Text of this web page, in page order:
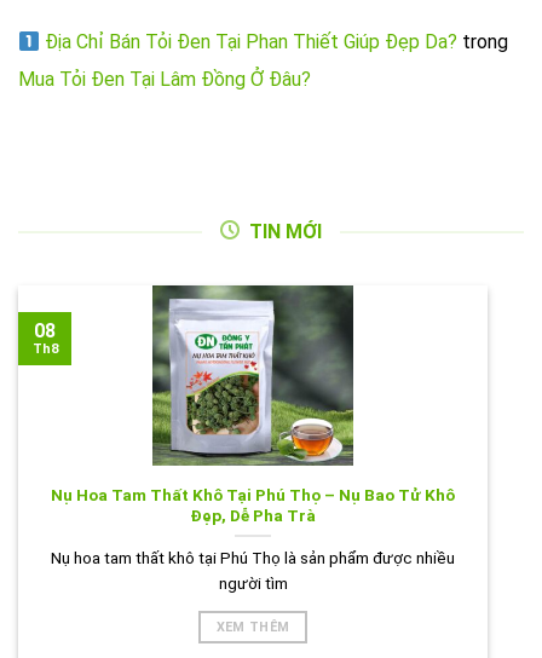
Địa Chỉ Bán Tỏi Đen Tại Phan Thiết Giúp Đẹp Da? trong
Mua Tỏi Đen Tại Lâm Đồng Ở Đâu?
TIN MỚI
Nụ Hoa Tam Thất Khô Tại Phú Thọ – Nụ Bao Tử Khô
Đẹp, Dễ Pha Trà
Nụ hoa tam thất khô tại Phú Thọ là sản phẩm được nhiều
người tìm
XEM THÊM
08
Th8